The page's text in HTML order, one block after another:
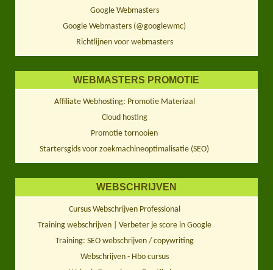
Google Webmasters
Google Webmasters (@googlewmc)
Richtlijnen voor webmasters
WEBMASTERS PROMOTIE
Affiliate Webhosting: Promotie Materiaal
Cloud hosting
Promotie tornooien
Startersgids voor zoekmachineoptimalisatie (SEO)
WEBSCHRIJVEN
Cursus Webschrijven Professional
Training webschrijven | Verbeter je score in Google
Training: SEO webschrijven / copywriting
Webschrijven - Hbo cursus